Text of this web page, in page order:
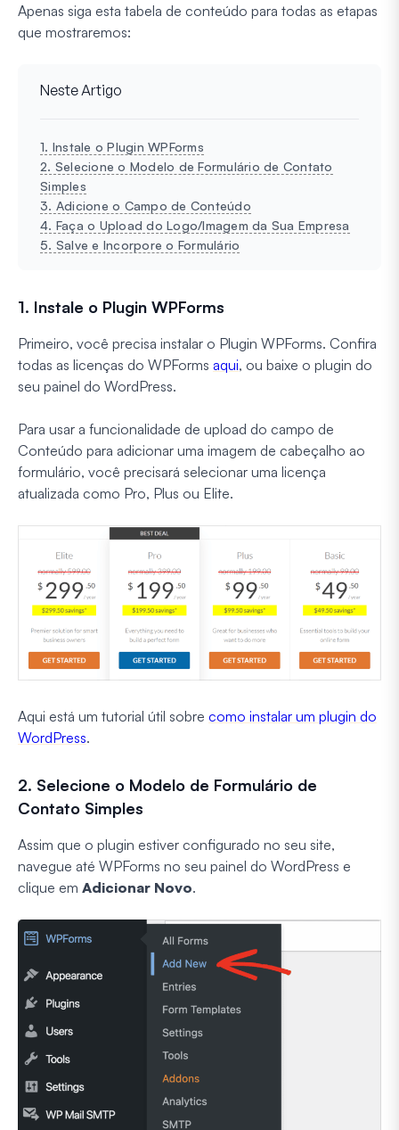
Apenas siga esta tabela de conteúdo para todas as etapas
que mostraremos:
Neste Artigo
1. Instale o Plugin WPForms
2. Selecione o Modelo de Formulário de Contato
Simples
3. Adicione o Campo de Conteúdo
4. Faça o Upload do Logo/Imagem da Sua Empresa
5. Salve e Incorpore o Formulário
1. Instale o Plugin WPForms
Primeiro, você precisa instalar o Plugin WPForms. Confira
todas as licenças do WPForms aqui, ou baixe o plugin do
seu painel do WordPress.
Para usar a funcionalidade de upload do campo de
Conteúdo para adicionar uma imagem de cabeçalho ao
formulário, você precisará selecionar uma licença
atualizada como Pro, Plus ou Elite.
Aqui está um tutorial útil sobre como instalar um plugin do
WordPress.
2. Selecione o Modelo de Formulário de
Contato Simples
Assim que o plugin estiver configurado no seu site,
navegue até WPForms no seu painel do WordPress e
clique em Adicionar Novo.